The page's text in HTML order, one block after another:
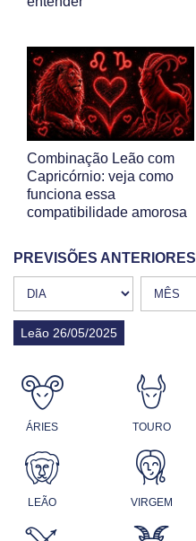
Combinação Leão com
Capricórnio: veja como
funciona essa
compatibilidade amorosa
PREVISÕES ANTERIORES
Leão 26/05/2025
ÁRIES TOURO
LEÃO VIRGEM